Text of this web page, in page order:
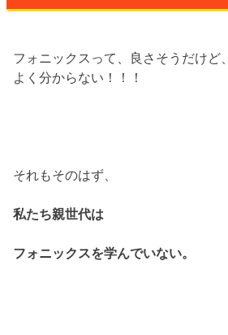
フォニックスって、良さそうだけど、
よく分からない！！！
それもそのはず、
私たち親世代は
フォニックスを学んでいない。